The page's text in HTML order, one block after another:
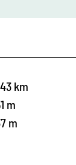
km
m
m